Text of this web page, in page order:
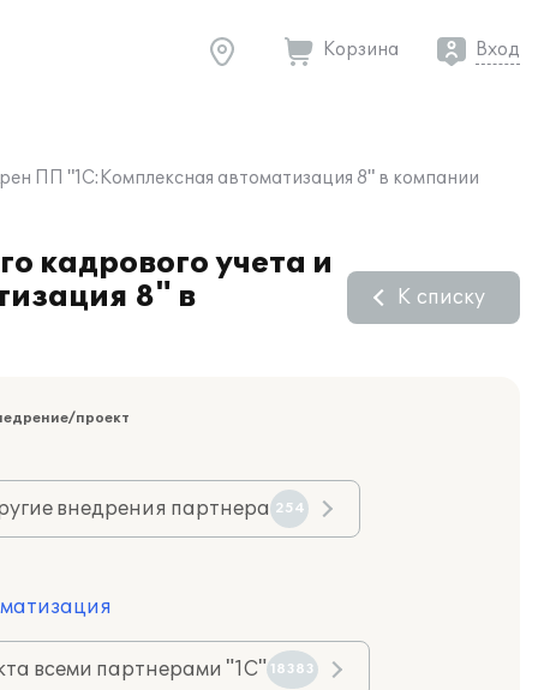
Корзина Вход
ПП "1С:Комплексная автоматизация 8" в компании
кадрового учета и
8" в
К списку
проект
внедрения партнера 254
всеми партнерами "1С" 18383